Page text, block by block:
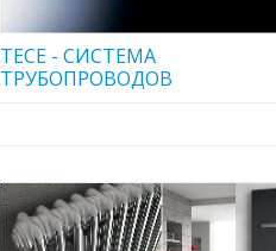
TECE - CИСТЕМА
ТРУБОПРОВОДОВ